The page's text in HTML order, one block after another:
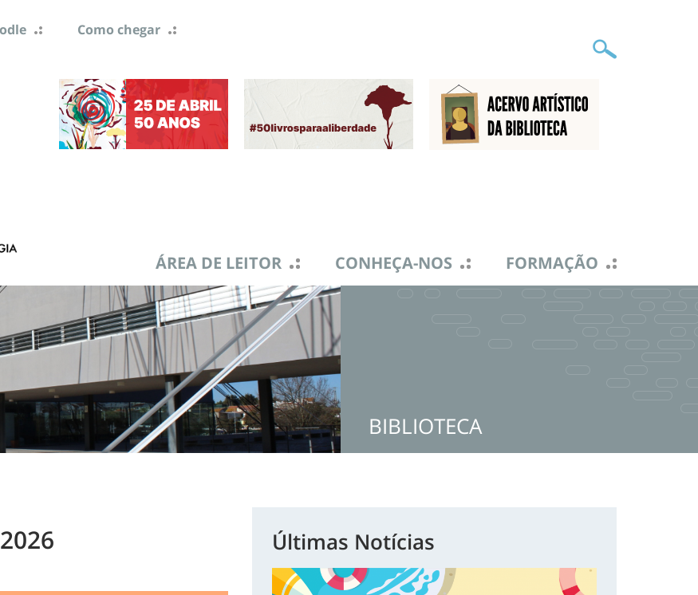
Como chegar
ÁREA DE LEITOR CONHEÇA-NOS FORMAÇÃO
BIBLIOTECA
Últimas Notícias